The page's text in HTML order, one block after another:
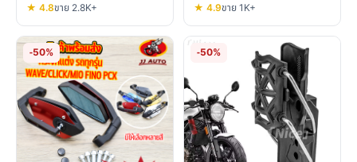
★ 4.8ขาย 2.8K+ ★ 4.9ขาย 1K+
-50% -50%